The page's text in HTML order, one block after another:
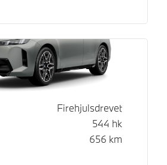
Firehjulsdrevet
544 hk
656 km